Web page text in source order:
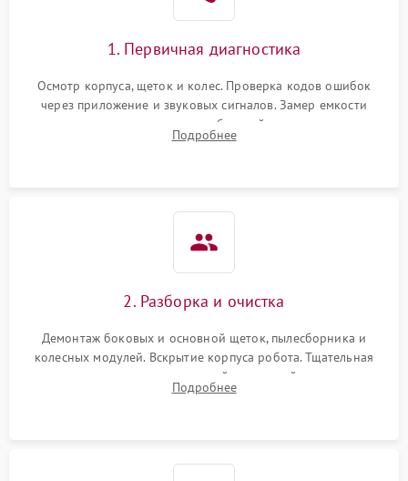
1. Первичная диагностика
Осмотр корпуса, щеток и колес. Проверка кодов ошибок
через приложение и звуковых сигналов. Замер емкости
аккумулятора и тестирование базовой станции зарядки.
Оценка работы лидара, бампера и датчиков падения для
Подробнее
2. Разборка и очистка
Демонтаж боковых и основной щеток, пылесборника и
колесных модулей. Вскрытие корпуса робота. Тщательная
очистка внутренних полостей, шестерней и плат от
скопившейся пыли, волос и шерсти животных с
Подробнее